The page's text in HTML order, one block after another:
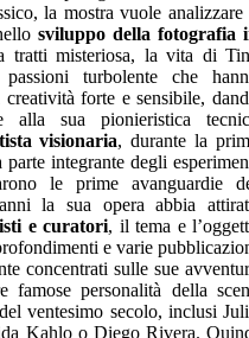
la mostra vuole
sviluppo della fotografia
tratti misteriosa, la vita di
turbolente che
forte e sensibile,
sua pionieristica
visionaria, durante la
integrante degli
le prime avanguardie
la sua opera abbia
e curatori, il tema e
e varie
concentrati sulle sue
personalità della
ventesimo secolo, inclusi
Kahlo o Diego Rivera.